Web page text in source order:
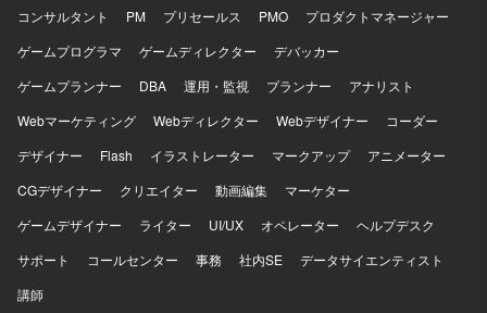
コンサルタント
PM プリセールス PMO
プロダクトマネージャー
ゲームプログラマ
ゲームディレクター
デバッカー
ゲームプランナー
DBA 運用・監視 プランナー
アナリスト
Webマーケティング
Webディレクター Webデザイナー
コーダー
デザイナー
Flash イラストレーター マークアップ
アニメーター
CGデザイナー
クリエイター 動画編集
マーケター
ゲームデザイナー
ライター UI/UX オペレーター
ヘルプデスク
サポート
コールセンター 事務 社内SE
データサイエンティスト
講師